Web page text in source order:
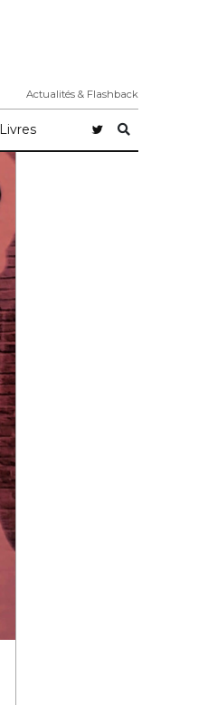
Actualités & Flashback
Livres